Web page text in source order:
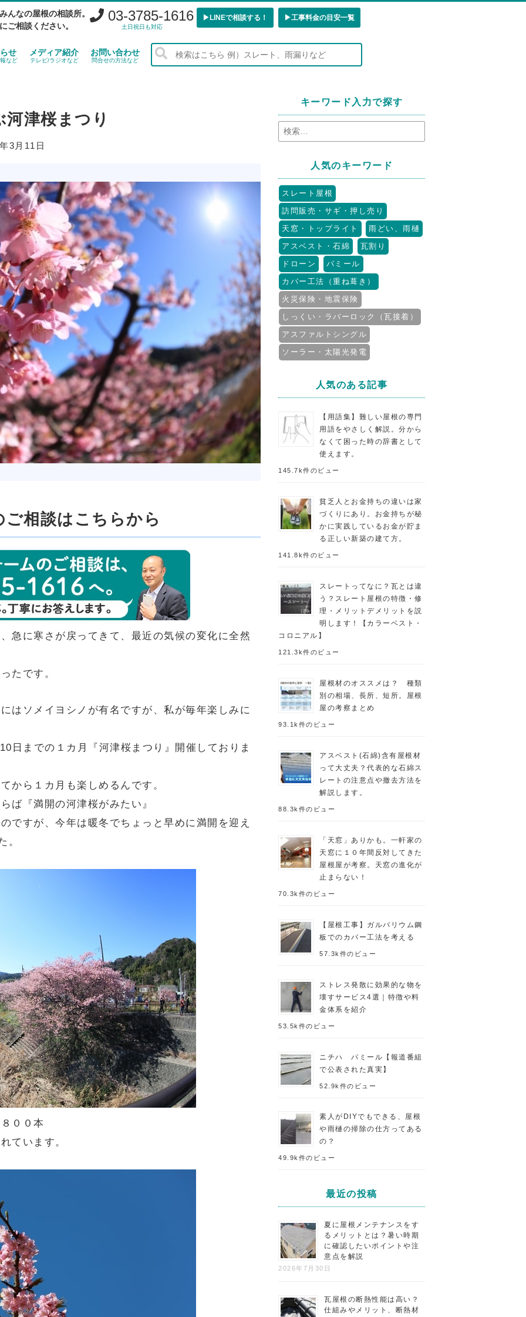
んなの屋根の相談所。
ご相談ください。
03-3785-1616
土日祝日も対応
▶︎LINEで相談する！ ▶︎工事料金の目安一覧
せ
など
メディア紹介
テレビ/ラジオなど
お問い合わせ
問合せの方法など
津桜まつり
3月11日
ご相談はこちらから
急に寒さが戻ってきて、最近の気候の変化に全然
たです。
はソメイヨシノが有名ですが、私が毎年楽しみに
日までの１カ月『河津桜まつり』開催しておりま
から１カ月も楽しめるんです。
ば『満開の河津桜がみたい』
ですが、今年は暖冬でちょっと早めに満開を迎え
。
００本
ています。
キーワード入力で探す
人気のキーワード
スレート屋根
訪問販売・サギ・押し売り
天窓・トップライト
雨どい、雨樋
アスベスト・石綿
瓦割り
ドローン
パミール
カバー工法（重ね葺き）
火災保険・地震保険
しっくい・ラバーロック（瓦接着）
アスファルトシングル
ソーラー・太陽光発電
人気のある記事
【用語集】難しい屋根の専門
用語をやさしく解説。分から
なくて困った時の辞書として
使えます。
145.7k件のビュー
貧乏人とお金持ちの違いは家
づくりにあり。お金持ちが秘
かに実践しているお金が貯ま
る正しい新築の建て方。
141.8k件のビュー
スレートってなに？瓦とは違
う？スレート屋根の特徴・修
理・メリットデメリットを説
明します！【カラーベスト・
コロニアル】
121.3k件のビュー
屋根材のオススメは？ 種類
別の相場、長所、短所。屋根
屋の考察まとめ
93.1k件のビュー
アスベスト(石綿)含有屋根材
って大丈夫？代表的な石綿ス
レートの注意点や撤去方法を
解説します。
88.3k件のビュー
「天窓」ありかも。一軒家の
天窓に１０年間反対してきた
屋根屋が考察。天窓の進化が
止まらない！
70.3k件のビュー
【屋根工事】ガルバリウム鋼
板でのカバー工法を考える
57.3k件のビュー
ストレス発散に効果的な物を
壊すサービス4選｜特徴や料
金体系を紹介
53.5k件のビュー
ニチハ パミール【報道番組
で公表された真実】
52.9k件のビュー
素人がDIYでもできる、屋根
や雨樋の掃除の仕方ってある
の？
49.9k件のビュー
最近の投稿
夏に屋根メンテナンスをす
るメリットとは？暑い時期
に確認したいポイントや注
意点を解説
2026年7月30日
瓦屋根の断熱性能は高い？
仕組みやメリット、断熱材